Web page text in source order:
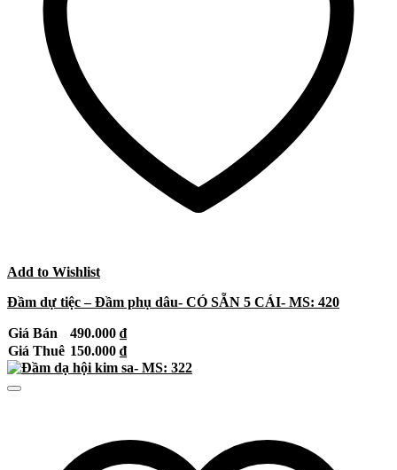
Add to Wishlist
Đầm dự tiệc – Đầm phụ dâu- CÓ SẴN 5 CÁI- MS: 420
Giá Bán 490.000 ₫
Giá Thuê 150.000 ₫